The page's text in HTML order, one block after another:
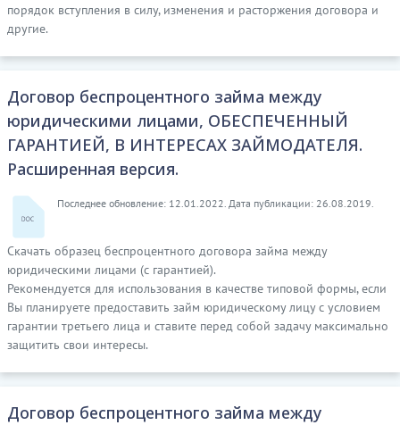
порядок вступления в силу, изменения и расторжения договора и
другие.
Договор беспроцентного займа между
юридическими лицами, ОБЕСПЕЧЕННЫЙ
ГАРАНТИЕЙ, В ИНТЕРЕСАХ ЗАЙМОДАТЕЛЯ.
Расширенная версия.
Последнее обновление: 12.01.2022. Дата публикации: 26.08.2019.
Скачать образец беспроцентного договора займа между
юридическими лицами (с гарантией).
Рекомендуется для использования в качестве типовой формы, если
Вы планируете предоставить займ юридическому лицу с условием
гарантии третьего лица и ставите перед собой задачу максимально
защитить свои интересы.
Договор беспроцентного займа между